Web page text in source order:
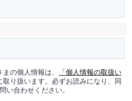
の個人情報は、
「個人情報の取扱い
取り扱います。必ずお読みになり、同
い合わせください。